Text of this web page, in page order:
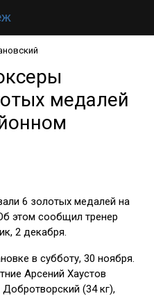
медалей
6 золотых медалей на
этом сообщил тренер
2 декабря.
в субботу, 30 ноября.
Арсений Хаустов
Добротворский (34 кг),